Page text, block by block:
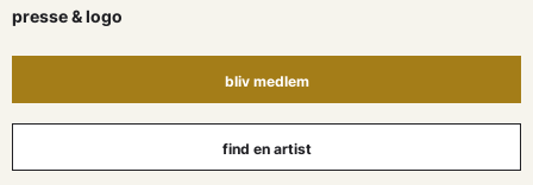
presse & logo
bliv medlem
find en artist